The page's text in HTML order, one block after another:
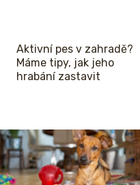
Aktivní pes v zahradě?
Máme tipy, jak jeho
hrabání zastavit